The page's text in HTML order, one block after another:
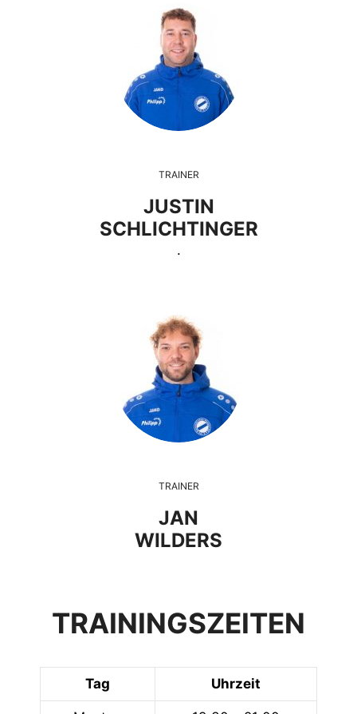
TRAINER
JUSTIN
SCHLICHTINGER
.
TRAINER
JAN
WILDERS
TRAININGSZEITEN
Tag Uhrzeit